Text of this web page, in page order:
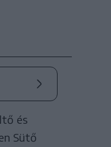
és
Sütő